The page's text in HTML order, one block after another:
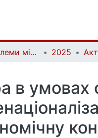
Актуальні проблеми міжнародних відносин | Аctual Problems of International Relations 2025
в умовах